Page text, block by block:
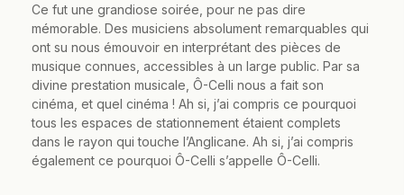
Ce fut une grandiose soirée, pour ne pas dire
mémorable. Des musiciens absolument remarquables qui
ont su nous émouvoir en interprétant des pièces de
musique connues, accessibles à un large public. Par sa
divine prestation musicale, Ô-Celli nous a fait son
cinéma, et quel cinéma ! Ah si, j’ai compris ce pourquoi
tous les espaces de stationnement étaient complets
dans le rayon qui touche l’Anglicane. Ah si, j’ai compris
également ce pourquoi Ô-Celli s’appelle Ô-Celli.